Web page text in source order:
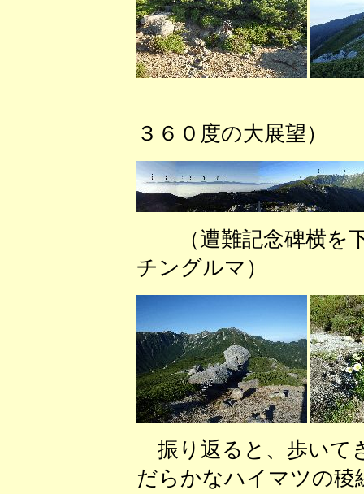
３６０度の大展望）
（遭難記念碑横
チングルマ） （
振り返ると、歩いて
だらかなハイマツの